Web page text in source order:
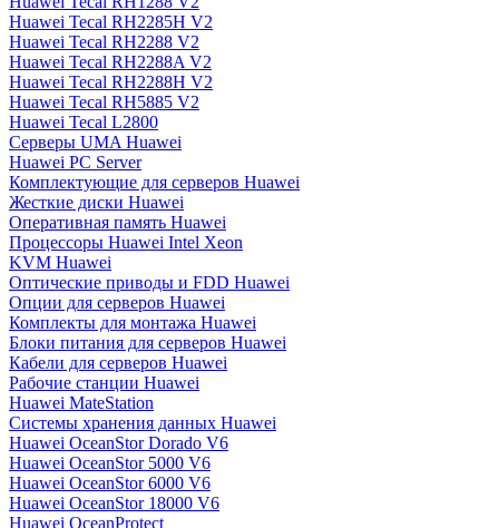
Huawei Tecal RH2285H V2
Huawei Tecal RH2288 V2
Huawei Tecal RH2288A V2
Huawei Tecal RH2288H V2
Huawei Tecal RH5885 V2
Huawei Tecal L2800
Серверы UMA Huawei
Huawei PC Server
Комплектующие для серверов Huawei
Жесткие диски Huawei
Оперативная память Huawei
Процессоры Huawei Intel Xeon
KVM Huawei
Оптические приводы и FDD Huawei
Опции для серверов Huawei
Комплекты для монтажа Huawei
Блоки питания для серверов Huawei
Кабели для серверов Huawei
Рабочие станции Huawei
Huawei MateStation
Системы хранения данных Huawei
Huawei OceanStor Dorado V6
Huawei OceanStor 5000 V6
Huawei OceanStor 6000 V6
Huawei OceanStor 18000 V6
Huawei OceanProtect